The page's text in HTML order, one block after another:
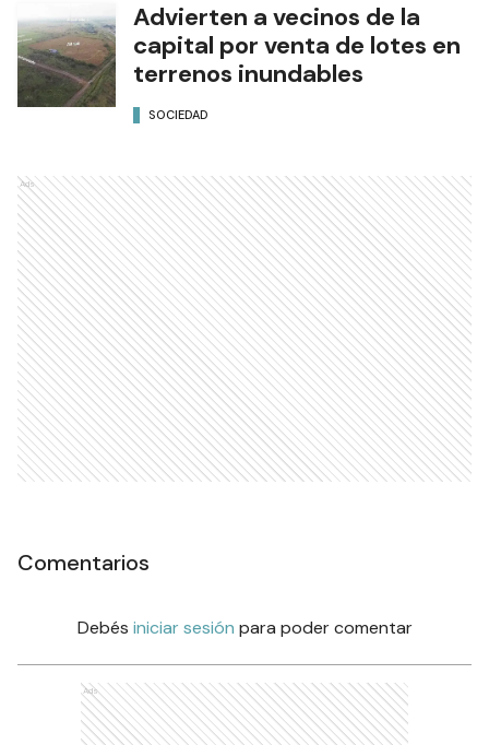
Advierten a vecinos de la
capital por venta de lotes en
terrenos inundables
SOCIEDAD
Ads
Comentarios
Debés iniciar sesión para poder comentar
Ads